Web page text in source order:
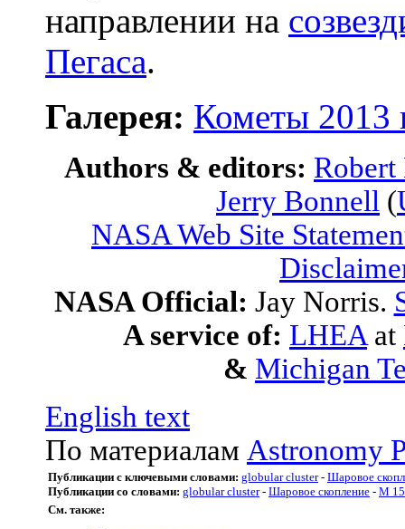
направлении на
Пегаса.
Галерея: Кометы 2013
Authors & editors:
Jerry Bonnell (
NASA Web Site
NASA Official: Jay Norris.
A service of: LHEA at
& Michigan
English text
По материалам Astronomy
Публикации с ключевыми словами: globular cluster- Шаровое
Публикации со словами: globular cluster- Шаровое скопление - M 15
См. также: